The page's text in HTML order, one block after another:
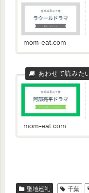
mom-eat.com
mom-eat.com
聖地巡礼 千葉